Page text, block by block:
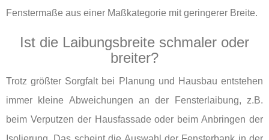
Fenstermaße aus einer Maßkategorie mit geringerer Breite.
Ist die Laibungsbreite schmaler oder
breiter?
Trotz größter Sorgfalt bei Planung und Hausbau entstehen
immer kleine Abweichungen an der Fensterlaibung, z.B.
beim Verputzen der Hausfassade oder beim Anbringen der